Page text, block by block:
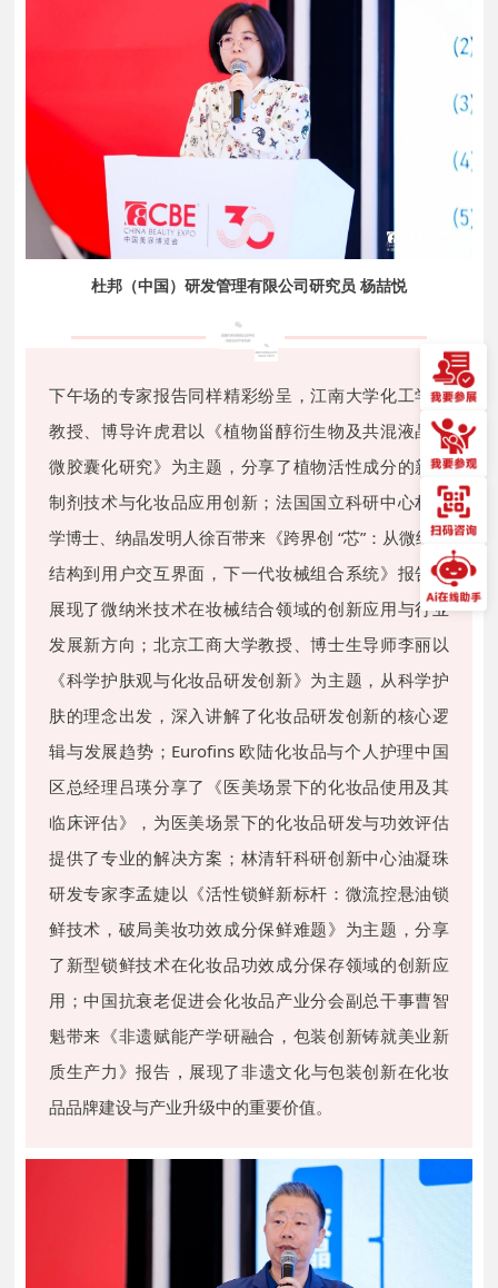
杜邦（中国）研发管理有限公司研究员 杨喆悦
下午场的专家报告同样精彩纷呈，江南大学化工学院
教授、博导许虎君以《植物甾醇衍生物及共混液晶与
微胶囊化研究》为主题，分享了植物活性成分的新型
制剂技术与化妆品应用创新；法国国立科研中心材料
学博士、纳晶发明人徐百带来《跨界创 “芯”：从微纳米
结构到用户交互界面，下一代妆械组合系统》报告，
展现了微纳米技术在妆械结合领域的创新应用与行业
发展新方向；北京工商大学教授、博士生导师李丽以
《科学护肤观与化妆品研发创新》为主题，从科学护
肤的理念出发，深入讲解了化妆品研发创新的核心逻
辑与发展趋势；Eurofins 欧陆化妆品与个人护理中国
区总经理吕瑛分享了《医美场景下的化妆品使用及其
临床评估》，为医美场景下的化妆品研发与功效评估
提供了专业的解决方案；林清轩科研创新中心油凝珠
研发专家李孟婕以《活性锁鲜新标杆：微流控悬油锁
鲜技术，破局美妆功效成分保鲜难题》为主题，分享
了新型锁鲜技术在化妆品功效成分保存领域的创新应
用；中国抗衰老促进会化妆品产业分会副总干事曹智
魁带来《非遗赋能产学研融合，包装创新铸就美业新
质生产力》报告 ， 展现了非遗文化与包装创新在化妆
品品牌建设与产业升级中的重要价值。